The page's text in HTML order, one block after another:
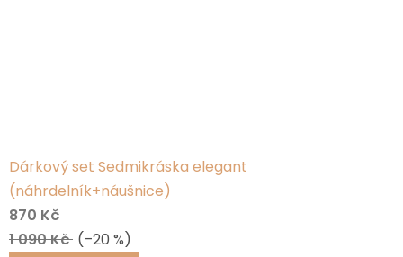
Dárkový set Sedmikráska elegant
(náhrdelník+náušnice)
870 Kč
1 090 Kč (–20 %)